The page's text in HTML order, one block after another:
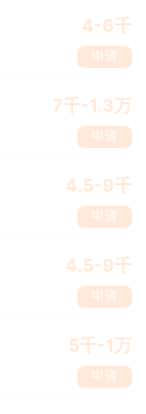
4-6千
申请
7千-1.3万
申请
4.5-9千
申请
4.5-9千
申请
5千-1万
申请